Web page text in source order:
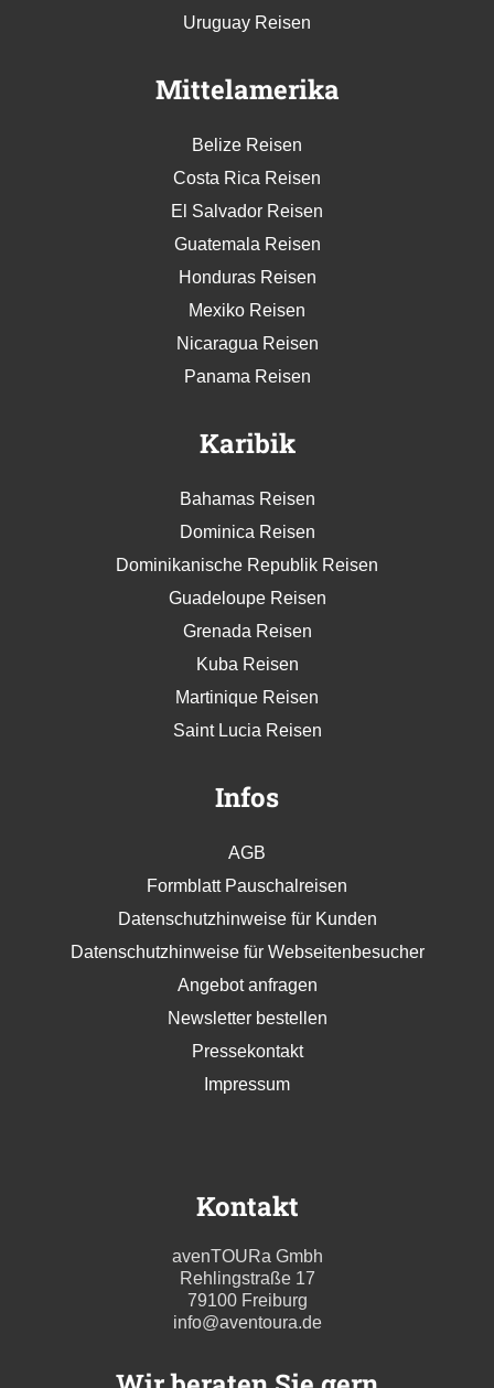
Uruguay Reisen
Mittelamerika
Belize Reisen
Costa Rica Reisen
El Salvador Reisen
Guatemala Reisen
Honduras Reisen
Mexiko Reisen
Nicaragua Reisen
Panama Reisen
Karibik
Bahamas Reisen
Dominica Reisen
Dominikanische Republik Reisen
Guadeloupe Reisen
Grenada Reisen
Kuba Reisen
Martinique Reisen
Saint Lucia Reisen
Infos
AGB
Formblatt Pauschalreisen
Datenschutzhinweise für Kunden
Datenschutzhinweise für Webseitenbesucher
Angebot anfragen
Newsletter bestellen
Pressekontakt
Impressum
Kontakt
avenTOURa Gmbh
Rehlingstraße 17
79100 Freiburg
info@aventoura.de